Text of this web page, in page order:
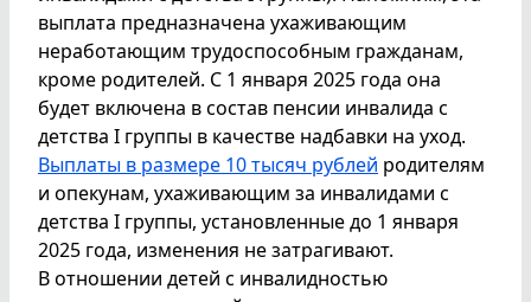
выплата предназначена ухаживающим
неработающим трудоспособным гражданам,
кроме родителей. С 1 января 2025 года она
будет включена в состав пенсии инвалида с
детства I группы в качестве надбавки на уход.
Выплаты в размере 10 тысяч рублей родителям
и опекунам, ухаживающим за инвалидами с
детства I группы, установленные до 1 января
2025 года, изменения не затрагивают.
В отношении детей с инвалидностью